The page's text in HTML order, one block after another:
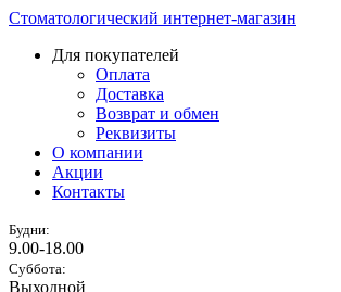
Стоматологический интернет-магазин
Для покупателей
Оплата
Доставка
Возврат и обмен
Реквизиты
О компании
Акции
Контакты
Будни:
9.00-18.00
Суббота:
Выходной